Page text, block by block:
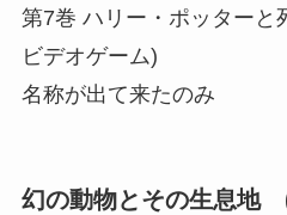
第7巻 ハリー・ポッターと
ビデオゲーム)
名称が出て来たのみ
幻の動物とその生息地